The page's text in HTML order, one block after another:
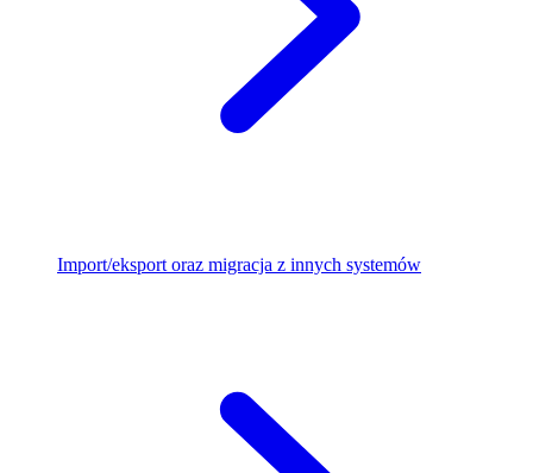
Import/eksport oraz migracja z innych systemów